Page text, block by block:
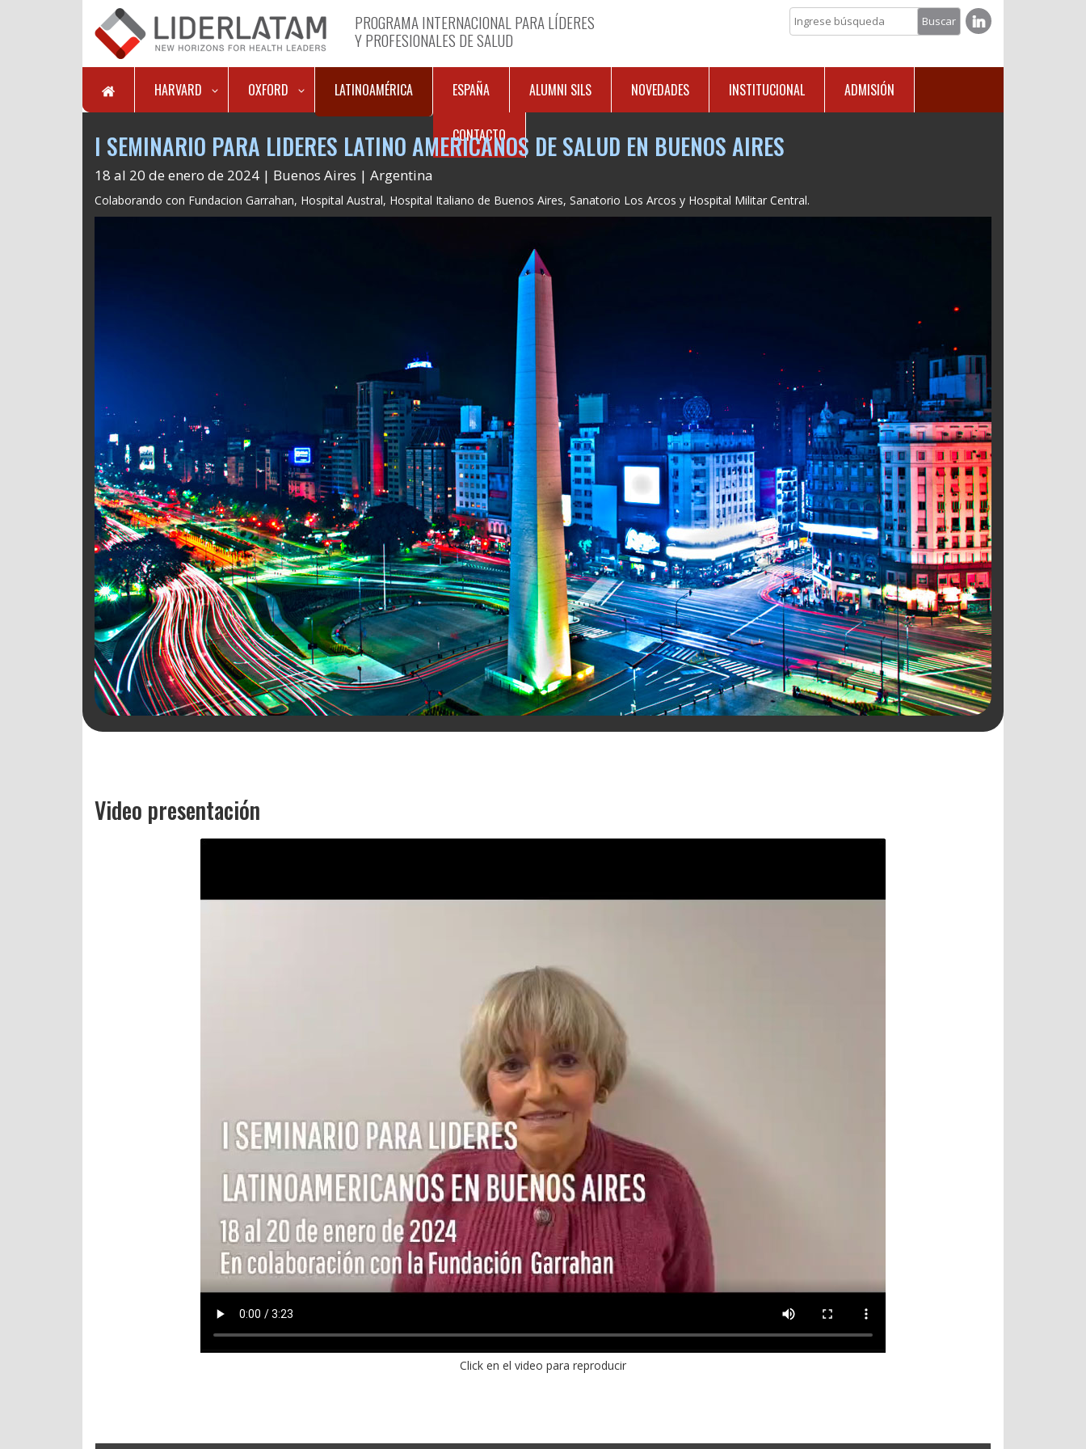
PROGRAMA INTERNACIONAL PARA LÍDERES
Y PROFESIONALES DE SALUD
HARVARD OXFORD LATINOAMÉRICA ESPAÑA ALUMNI SILS NOVEDADES INSTITUCIONAL ADMISIÓN
CONTACTO
I SEMINARIO PARA LIDERES LATINO AMERICANOS DE SALUD EN BUENOS AIRES
18 al 20 de enero de 2024 | Buenos Aires | Argentina
Colaborando con Fundacion Garrahan, Hospital Austral, Hospital Italiano de Buenos Aires, Sanatorio Los Arcos y Hospital Militar Central.
Video presentación
Click en el video para reproducir